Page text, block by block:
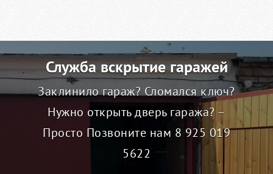
Служба вскрытие гаражей
Заклинило гараж? Сломался ключ?
Нужно открыть дверь гаража? –
Просто Позвоните нам 8 925 019
5622